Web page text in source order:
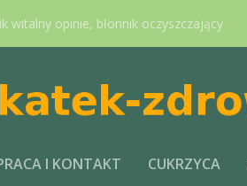
witalny opinie, błonnik oczyszczający
I KONTAKT CUKRZYCA